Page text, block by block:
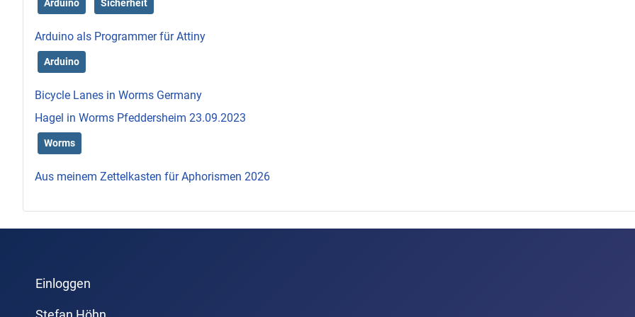
Arduino Sicherheit
Arduino als Programmer für Attiny
Arduino
Bicycle Lanes in Worms Germany
Hagel in Worms Pfeddersheim 23.09.2023
Worms
Aus meinem Zettelkasten für Aphorismen 2026
Einloggen